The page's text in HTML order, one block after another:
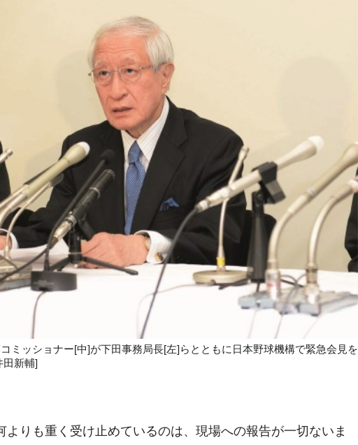
ミッショナー[中]が下田事務局長[左]らとともに日本野球機構で緊急会見を
田新輔]
りも重く受け止めているのは、現場への報告が一切ないま